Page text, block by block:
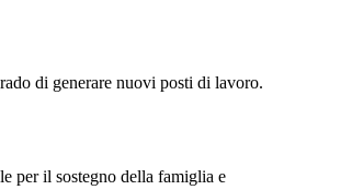
di generare nuovi posti di lavoro.
per il sostegno della famiglia e